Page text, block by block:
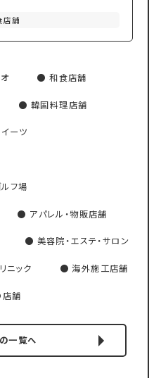
店舗
和食店舗
韓国料理店舗
イーツ
フ場
アパレル・物販店舗
美容院・エステ・サロン
ニック 海外施工店舗
店舗
の一覧へ